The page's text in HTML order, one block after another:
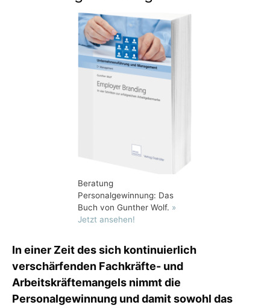
Beratung
Personalgewinnung: Das
Buch von Gunther Wolf. »
Jetzt ansehen!
In einer Zeit des sich kontinuierlich
verschärfenden Fachkräfte- und
Arbeitskräftemangels nimmt die
Personalgewinnung und damit sowohl das